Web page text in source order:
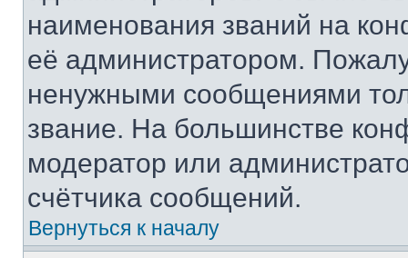
наименования званий на
её администратором.
ненужными сообщениями
звание. На большинстве
модератор или
счётчика сообщений.
Вернуться к началу